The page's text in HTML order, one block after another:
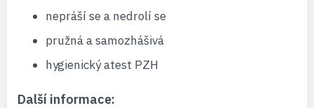
nepráší se a nedrolí se
pružná a samozhášivá
hygienický atest PZH
Další informace: